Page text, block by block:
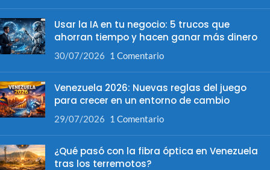
Usar la IA en tu negocio: 5 trucos que
ahorran tiempo y hacen ganar más dinero
30/07/2026 1 Comentario
Venezuela 2026: Nuevas reglas del juego
para crecer en un entorno de cambio
29/07/2026 1 Comentario
¿Qué pasó con la fibra óptica en Venezuela
tras los terremotos?